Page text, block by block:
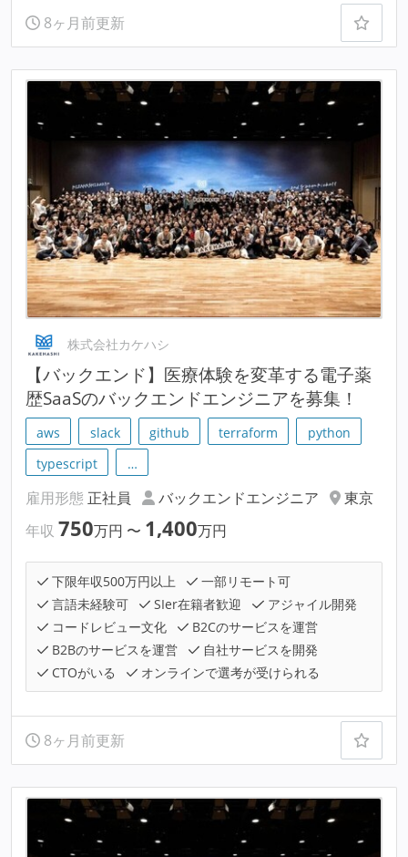
8ヶ月前更新
株式会社カケハシ
【バックエンド】医療体験を変革する電子薬
歴SaaSのバックエンドエンジニアを募集！
aws slack github terraform
python
typescript
…
雇用形態 正社員 バックエンドエンジニア
東京
年収 750万円 〜 1,400万円
下限年収500万円以上
一部リモート可
言語未経験可
SIer在籍者歓迎
アジャイル開発
コードレビュー文化
B2Cのサービスを運営
B2Bのサービスを運営
自社サービスを開発
CTOがいる
オンラインで選考が受けられる
8ヶ月前更新